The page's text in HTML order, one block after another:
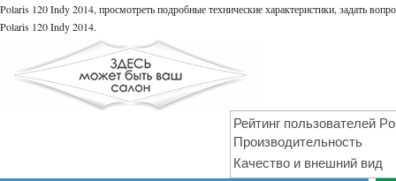
Polaris 120 Indy 2014, просмотреть подробные технические характеристики, задать
Polaris 120 Indy 2014.
Рейтинг пользователей
Производительность
Качество и внешний вид